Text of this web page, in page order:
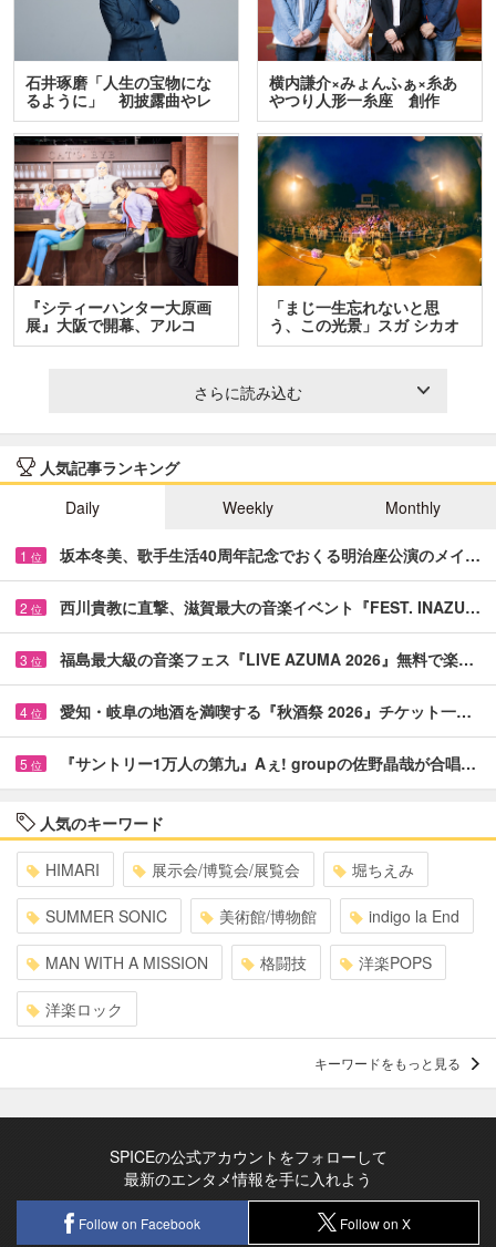
石井琢磨「人生の宝物にな
るように」 初披露曲やレ
ア…
横内謙介×みょんふぁ×糸あ
やつり人形一糸座 創作
人…
『シティーハンター大原画
展』大阪で開幕、アルコ
＆…
「まじ一生忘れないと思
う、この光景」スガ シカオ
と…
さらに読み込む
人気記事ランキング
Daily
Weekly Monthly
1 位 坂本冬美、歌手生活40周年記念でおくる明治座公演のメイ…
2 位 西川貴教に直撃、滋賀最大の音楽イベント『FEST. INAZU…
3 位 福島最大級の音楽フェス『LIVE AZUMA 2026』無料で楽…
4 位 愛知・岐阜の地酒を満喫する『秋酒祭 2026』チケット一…
5 位 『サントリー1万人の第九』Aぇ! groupの佐野晶哉が合唱…
人気のキーワード
HIMARI 展示会/博覧会/展覧会 堀ちえみ
SUMMER SONIC 美術館/博物館 indigo la End
MAN WITH A MISSION 格闘技 洋楽POPS
洋楽ロック
キーワードをもっと見る
SPICEの公式アカウントをフォローして
最新のエンタメ情報を手に入れよう
Follow on Facebook Follow on X